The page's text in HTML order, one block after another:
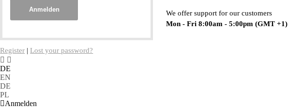
Anmelden
Register |Lost your password?
We offer support for our customers
Mon - Fri 8:00am - 5:00pm (GMT +1)
DE
EN
DE
PL
Anmelden